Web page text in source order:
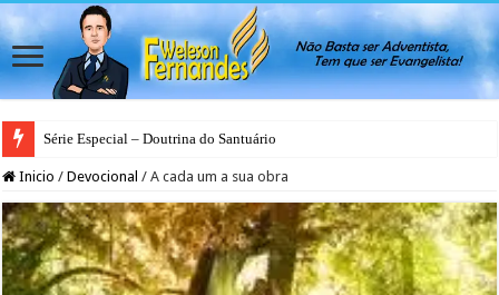
Série Especial – Doutrina do Santuário
Inicio / Devocional / A cada um a sua obra